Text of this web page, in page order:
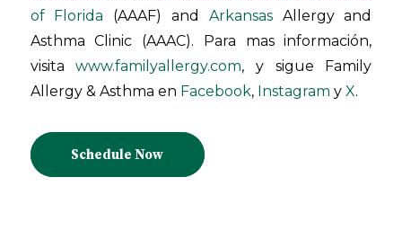
of Florida (AAAF) and ArkansasAllergy and
Asthma Clinic (AAAC). Para mas información,
visitawww.familyallergy.com, y sigue Family
Allergy & Asthma en Facebook, Instagram y X.
Schedule Now